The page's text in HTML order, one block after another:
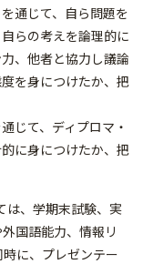
通じて、自ら問題を
らの考えを論理的に
、他者と協力し議論
を身につけたか、把
じて、ディプロマ・
に身につけたか、把
は、学期末試験、実
国語能力、情報リ
に、プレゼンテー